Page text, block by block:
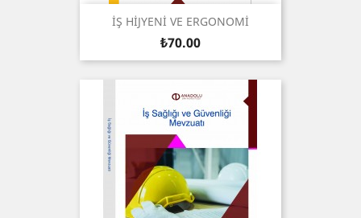
İŞ HİJYENİ VE ERGONOMİ
Price
₺70.00